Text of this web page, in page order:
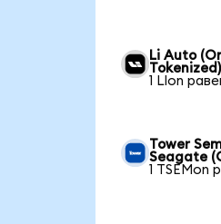
Li Auto
Tokenized)
1 LIon
Tower
Seagate
1 TSEMon